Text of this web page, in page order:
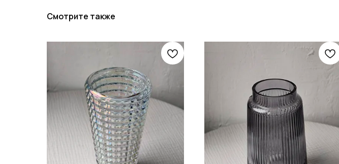
Смотрите также